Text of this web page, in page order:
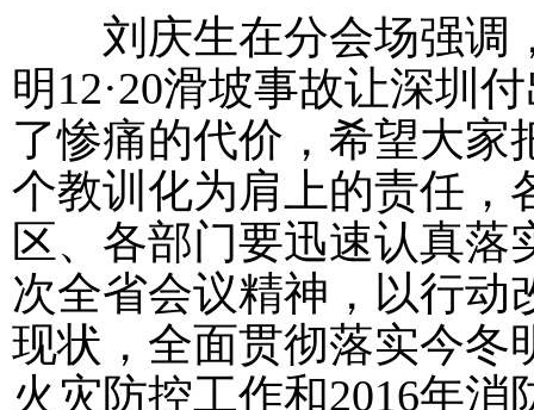
刘庆生在分会场强调
明 12·20滑坡事故让深圳
了惨痛的代价，希望大家
个教训化为肩上的责任，
区、各部门要迅速认真落
次全省会议精神，以行动
现状，全面贯彻落实今冬
火灾防控工作和2016年消